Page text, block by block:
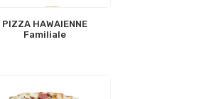
PIZZA HAWAIENNE
Familiale